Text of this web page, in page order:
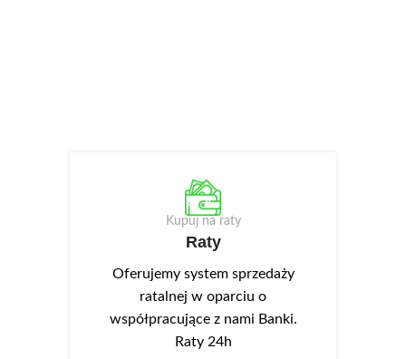
Kupuj na raty
Raty
Oferujemy system sprzedaży
ratalnej w oparciu o
współpracujące z nami Banki.
Raty 24h